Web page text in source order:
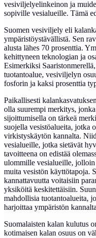
vesiviljelyelinkeinon ja
sopiville vesialueille. Tämä
Suomen vesiviljely eli
ympäristöystävällistä. Sen
alusta lähes 70 prosenttia.
kehittyneen teknologian ja
Esimerkiksi
tuotantoalue, vesiviljelyn
fosforin ja kaksi prosenttia
Paikallisesti
olla suurempi merkitys,
sijoittumisella on tärkeä
suojella vesistöalueita, jotka
virkistyskäytön kannalta.
vesialueille, jotka sietävät
tavoitteena on edistää
ulommille vesialueille,
muita vesistön käyttötapoja.
kannattavuutta voitaisiin
yksiköitä keskitettäisiin.
mahdollisia tuotantoalueita,
harjoittaa ympäristön
Suomalaisten kalan kulutus
kotimaisen kalan osuus on